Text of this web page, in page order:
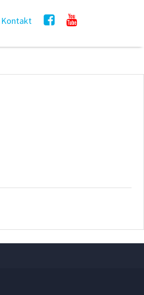
Kontakt